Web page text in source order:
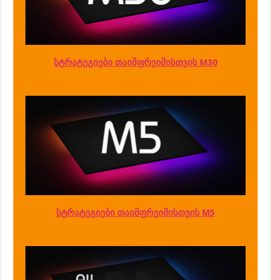
სტრატეგიები თაიმფრეიმისთვის M30
სტრატეგიები თაიმფრეიმისთვის M5